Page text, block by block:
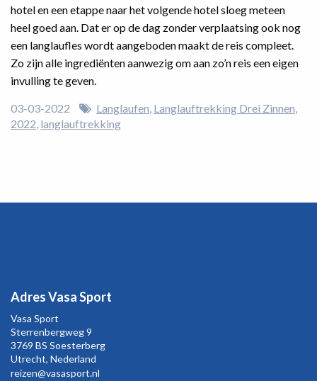
hotel en een etappe naar het volgende hotel sloeg meteen
heel goed aan. Dat er op de dag zonder verplaatsing ook nog
een langlaufles wordt aangeboden maakt de reis compleet.
Zo zijn alle ingrediënten aanwezig om aan zo’n reis een eigen
invulling te geven.
03-03-2022 Langlaufen Langlauftrekking Drei Zinnen
2022 langlauftrekking
Adres Vasa Sport
Vasa Sport
Sterrenbergweg9
3769 BS Soesterberg
Utrecht, Nederland
reizen@vasasport.nl